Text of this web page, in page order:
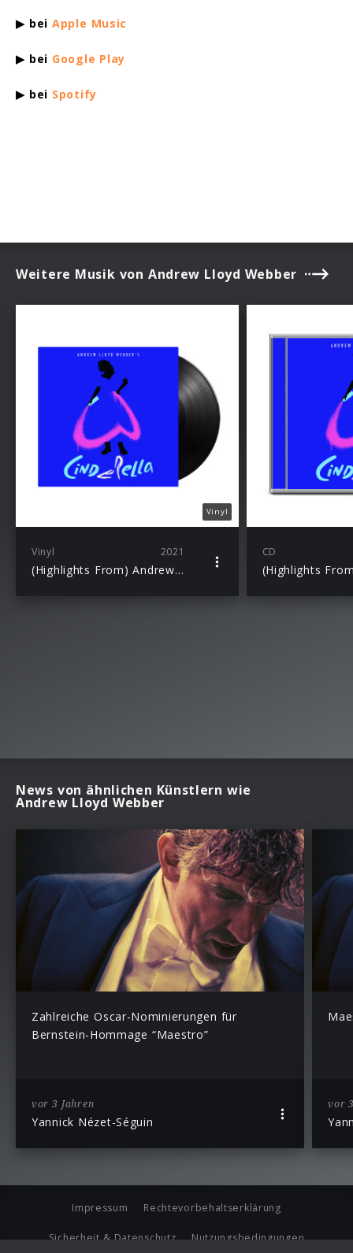
▶ beiApple Music
▶ bei Google Play
▶ bei Spotify
Weitere Musik von Andrew Lloyd Webber
Vinyl
Vinyl 2021
(Highlights From) Andrew Lloyd Webber’s “Cinderella”
CD
News von ähnlichen Künstlern wie
Andrew Lloyd Webber
Zahlreiche Oscar-Nominierungen für
Bernstein-Hommage “Maestro”
vor 3 Jahren
Yannick Nézet-Séguin
vor
Impressum Rechtevorbehaltserklärung
Sicherheit & Datenschutz Nutzungsbedingungen